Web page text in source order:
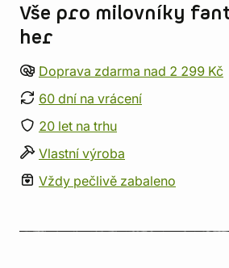
Vše pro milovníky
her
Doprava zdarma nad 2 299 Kč
60 dní na vrácení
20 let na trhu
Vlastní výroba
Vždy pečlivě zabaleno